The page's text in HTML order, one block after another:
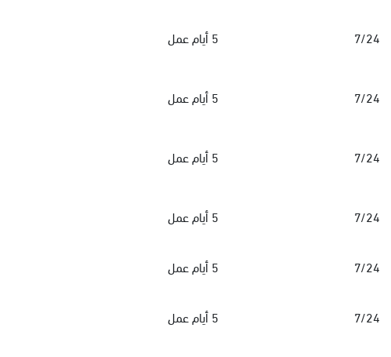
7/24 5 أيام عمل
7/24 5 أيام عمل
7/24 5 أيام عمل
7/24 5 أيام عمل
7/24
5 أيام عمل
7/24 5 أيام عمل